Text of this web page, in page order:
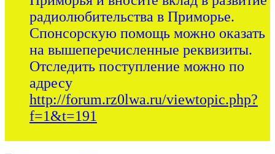
радиолюбительства в Приморье.
Спонсорскую помощь можно оказать
на вышеперечисленные реквизиты.
Отследить поступление можно по
адресу
http://forum.rz0lwa.ru/viewtopic.php?
f=1&t=191